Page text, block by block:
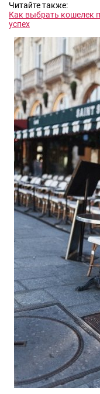
Читайте также:
Как выбрать кошелек
успех